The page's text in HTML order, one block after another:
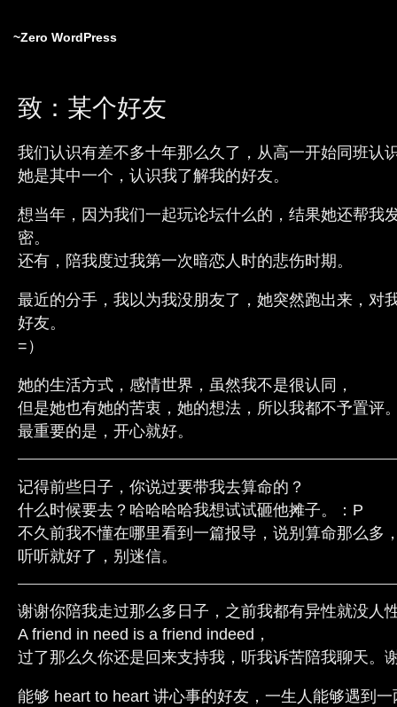
~Zero WordPress
致：某个好友
我们认识有差不多十年那么久了，从高一开始同班认
她是其中一个，认识我了解我的好友。
想当年，因为我们一起玩论坛什么的，结果她还帮我
密。
还有，陪我度过我第一次暗恋人时的悲伤时期。
最近的分手，我以为我没朋友了，她突然跑出来，对
好友。
=）
她的生活方式，感情世界，虽然我不是很认同，
但是她也有她的苦衷，她的想法，所以我都不予置评
最重要的是，开心就好。
记得前些日子，你说过要带我去算命的？
什么时候要去？哈哈哈哈我想试试砸他摊子。：P
不久前我不懂在哪里看到一篇报导，说别算命那么多
听听就好了，别迷信。
谢谢你陪我走过那么多日子，之前我都有异性就没人
A friend in need is a friend indeed，
过了那么久你还是回来支持我，听我诉苦陪我聊天。
能够 heart to heart 讲心事的好友，一生人能够遇到